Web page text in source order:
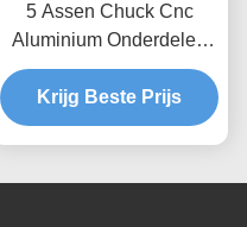
5 Assen Chuck Cnc
Aluminium Onderdelen
Boren Voor Industriële
Apparatuur
Krijg Beste Prijs